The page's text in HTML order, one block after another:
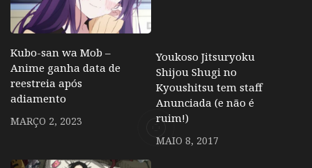
Kubo-san wa Mob –
Anime ganha data de
reestreia após
adiamento
MARÇO 2, 2023
Youkoso Jitsuryoku
Shijou Shugi no
Kyoushitsu tem staff
Anunciada (e não é
ruim!)
MAIO 8, 2017